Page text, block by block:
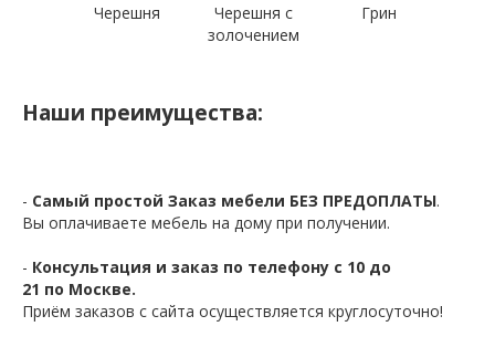
Черешня
Черешня с
золочением
Грин
Наши преимущества:
- Самый простой Заказ мебели БЕЗ ПРЕДОПЛАТЫ.
Вы оплачиваете мебель на дому при получении.
- Консультация и заказ по телефону с 10 до
21 по Москве.
Приём заказов с сайта осуществляется круглосуточно!